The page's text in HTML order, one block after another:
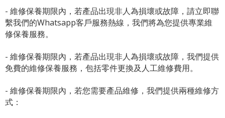
- 維修保養期限內，若產品出現非人為損壞或故障，請立即聯
繫我們的Whatsapp客戶服務熱線，我們將為您提供專業維
修保養服務。
- 維修保養期限內，若產品出現非人為損壞或故障，我們提供
免費的維修保養服務，包括零件更換及人工維修費用。
- 維修保養期限內，若您需要產品維修，我們提供兩種維修方
式：